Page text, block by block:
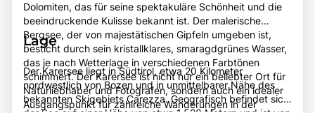
Dolomiten, das für seine spektakuläre Schönheit und die
beeindruckende Kulisse bekannt ist. Der malerische
Bergsee, der von majestätischen Gipfeln umgeben ist,
besticht durch sein kristallklares, smaragdgrünes Wasser,
das je nach Wetterlage in verschiedenen Farbtönen
schimmert. Der Karersee ist nicht nur ein beliebter Ort für
Naturliebhaber und Fotografen, sondern auch ein idealer
Ausgangspunkt für zahlreiche Wanderungen in der
Lage
Der Karersee liegt in Südtirol, etwa 20 Kilometer
nordwestlich von Bozen und in unmittelbarer Nähe des
bekannten Skigebiets Carezza. Geografisch befindet sich